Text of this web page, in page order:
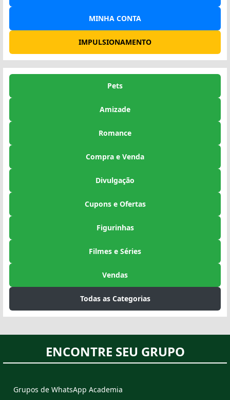
MINHA CONTA
IMPULSIONAMENTO
Pets
Amizade
Romance
Compra e Venda
Divulgação
Cupons e Ofertas
Figurinhas
Filmes e Séries
Vendas
Todas as Categorias
ENCONTRE SEU GRUPO
Grupos de WhatsApp Academia